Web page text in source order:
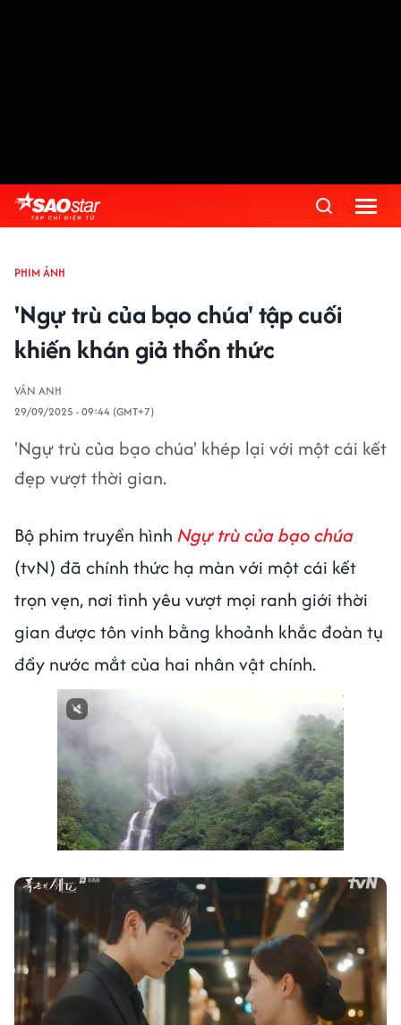
PHIM ẢNH
'Ngự trù của bạo chúa' tập cuối
khiến khán giả thổn thức
VÂN ANH
29/09/2025 - 09:44 (GMT+7)
'Ngự trù của bạo chúa' khép lại với một cái kết
đẹp vượt thời gian.
Bộ phim truyền hình Ngự trù của bạo chúa
(tvN) đã chính thức hạ màn với một cái kết
trọn vẹn, nơi tình yêu vượt mọi ranh giới thời
gian được tôn vinh bằng khoảnh khắc đoàn tụ
đầy nước mắt của hai nhân vật chính.
Next video in 2 Cancel